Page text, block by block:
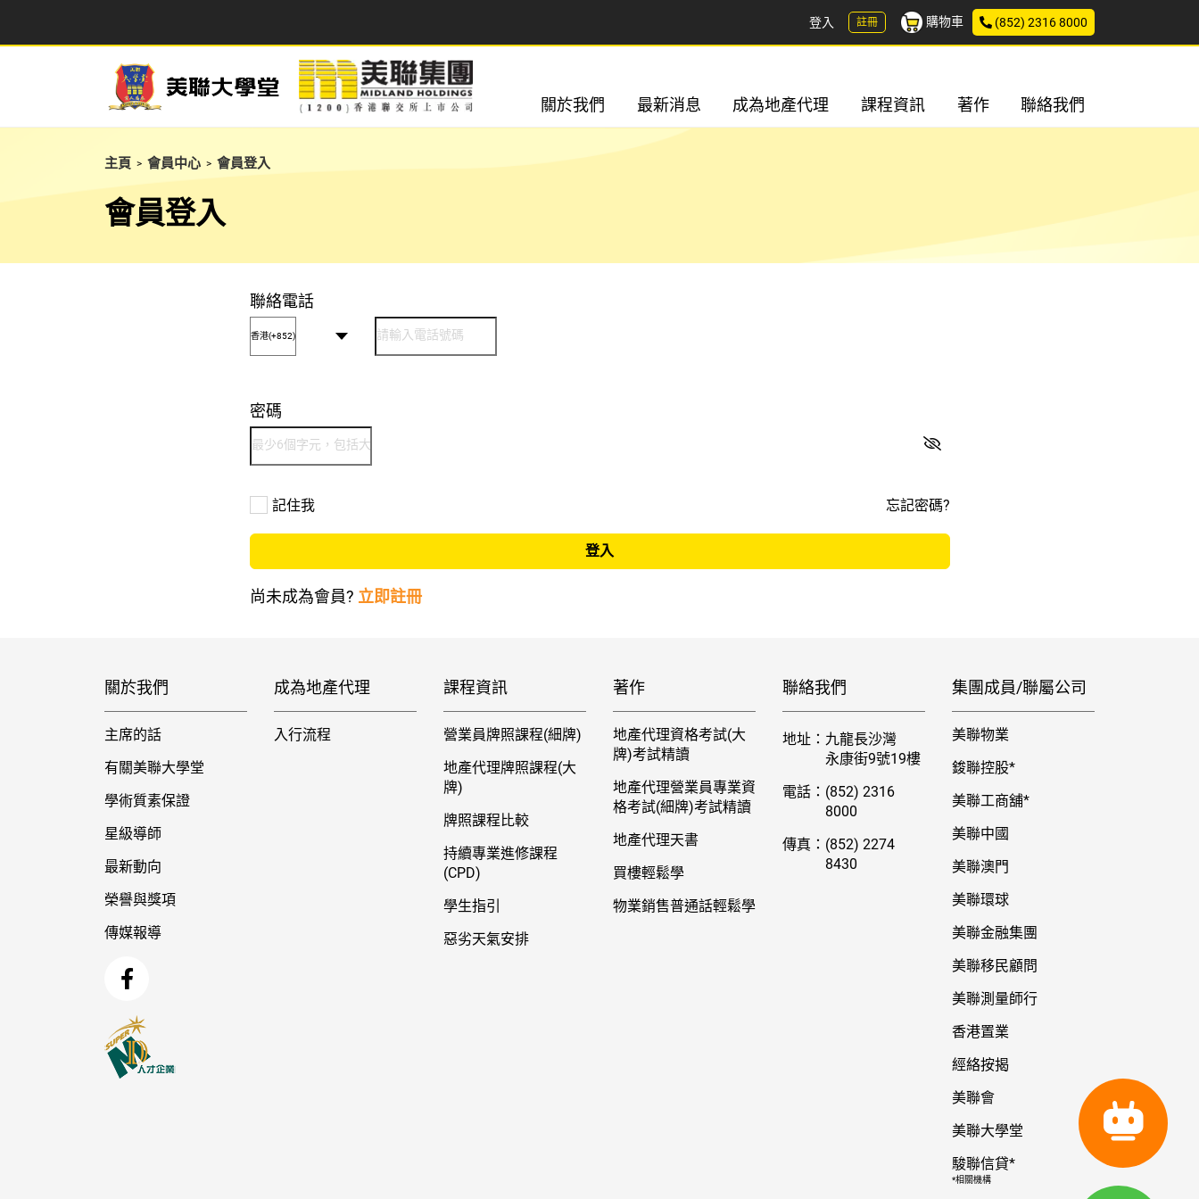
登入 註冊 購物車 (852) 2316 8000
關於我們 最新消息 成為地產代理 課程資訊 著作 聯絡我們
主頁 > 會員中心 > 會員登入
會員登入
聯絡電話
密碼
記住我 忘記密碼?
尚未成為會員? 立即註冊
關於我們
主席的話
有關美聯大學堂
學術質素保證
星級導師
最新動向
榮譽與獎項
傳媒報導
成為地產代理
入行流程
課程資訊
營業員牌照課程(細牌)
地產代理牌照課程(大
牌)
牌照課程比較
持續專業進修課程
(CPD)
學生指引
惡劣天氣安排
著作
地產代理資格考試(大
牌)考試精讀
地產代理營業員專業資
格考試(細牌)考試精讀
地產代理天書
買樓輕鬆學
物業銷售普通話輕鬆學
聯絡我們
地址： 九龍長沙灣
永康街9號19樓
電話： (852) 2316
8000
傳真： (852) 2274
8430
集團成員/聯屬公司
美聯物業
鋑聯控股*
美聯工商舖*
美聯中國
美聯澳門
美聯環球
美聯金融集團
美聯移民顧問
美聯測量師行
香港置業
經絡按揭
美聯會
美聯大學堂
駿聯信貸*
*相關機構